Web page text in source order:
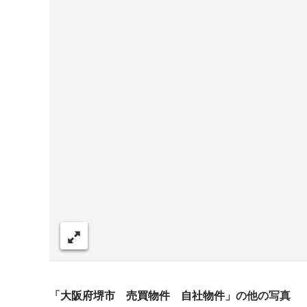
「 大阪府堺市 売買物件 自社物件」の他の写真